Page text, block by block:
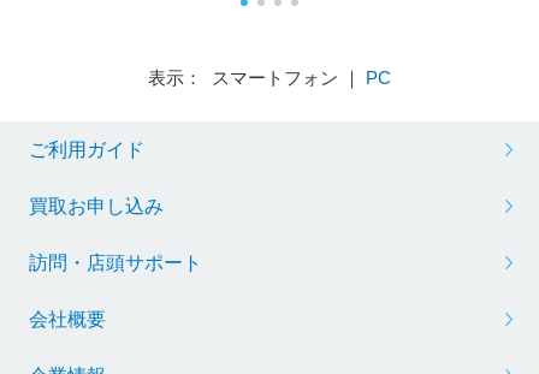
表示： スマートフォン ｜ PC
ご利用ガイド
買取お申し込み
訪問・店頭サポート
会社概要